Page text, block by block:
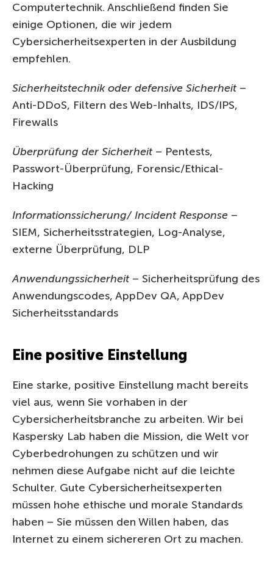
Computertechnik. Anschließend finden Sie
einige Optionen, die wir jedem
Cybersicherheitsexperten in der Ausbildung
empfehlen.
Sicherheitstechnik oder defensive Sicherheit–
Anti-DDoS, Filtern des Web-Inhalts, IDS/IPS,
Firewalls
Überprüfung der Sicherheit– Pentests,
Passwort-Überprüfung, Forensic/Ethical-
Hacking
Informationssicherung/ Incident Response –
SIEM, Sicherheitsstrategien, Log-Analyse,
externe Überprüfung, DLP
Anwendungssicherheit– Sicherheitsprüfung des
Anwendungscodes, AppDev QA, AppDev
Sicherheitsstandards
Eine positive Einstellung
Eine starke, positive Einstellung macht bereits
viel aus, wenn Sie vorhaben in der
Cybersicherheitsbranche zu arbeiten. Wir bei
Kaspersky Lab haben die Mission, die Welt vor
Cyberbedrohungen zu schützen und wir
nehmen diese Aufgabe nicht auf die leichte
Schulter. Gute Cybersicherheitsexperten
müssen hohe ethische und morale Standards
haben – Sie müssen den Willen haben, das
Internet zu einem sichereren Ort zu machen.